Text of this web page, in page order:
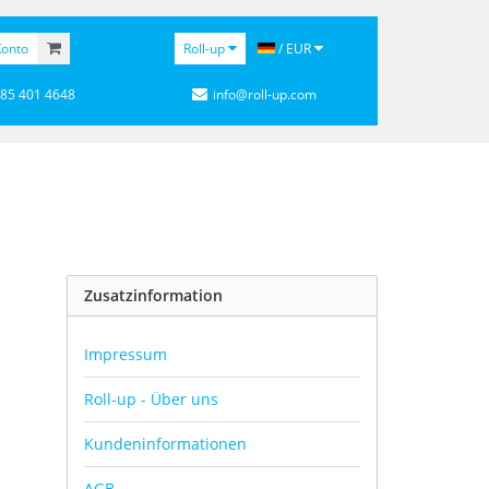
Roll-up / EUR
401 4648 info@roll-up.com
Zusatzinformation
Impressum
Roll-up - Über uns
Kundeninformationen